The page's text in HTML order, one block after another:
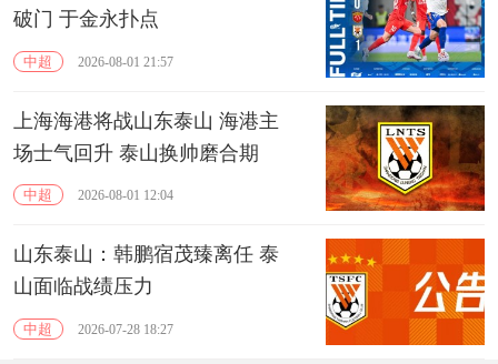
破门 于金永扑点
中超 2026-08-01 21:57
上海海港将战山东泰山 海港主
场士气回升 泰山换帅磨合期
中超 2026-08-01 12:04
山东泰山：韩鹏宿茂臻离任 泰
山面临战绩压力
中超 2026-07-28 18:27